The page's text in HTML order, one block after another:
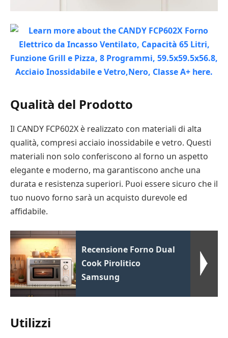
Qualità del Prodotto
Il CANDY FCP602X è realizzato con materiali di alta
qualità, compresi acciaio inossidabile e vetro. Questi
materiali non solo conferiscono al forno un aspetto
elegante e moderno, ma garantiscono anche una
durata e resistenza superiori. Puoi essere sicuro che il
tuo nuovo forno sarà un acquisto durevole ed
affidabile.
Recensione Forno Dual
Cook Pirolitico
Samsung
Utilizzi